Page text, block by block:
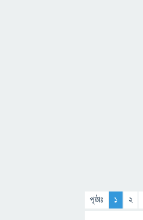
পৃষ্ঠাঃ 1 2